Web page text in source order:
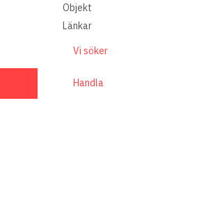
Objekt
Länkar
Vi söker
Handla